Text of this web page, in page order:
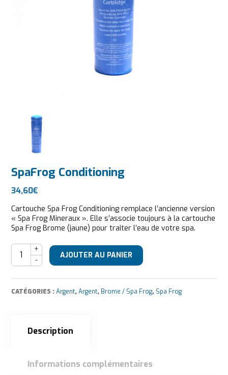
SpaFrog Conditioning
34,60€
Cartouche Spa Frog Conditioning remplace l’ancienne version
« Spa Frog Mineraux ». Elle s’associe toujours à la cartouche
Spa Frog Brome (jaune) pour traiter l’eau de votre spa.
quantité de SpaFrog Conditioning
AJOUTER AU PANIER
CATÉGORIES :Argent,Argent, Brome / Spa Frog, Spa Frog
Description
Informations complémentaires